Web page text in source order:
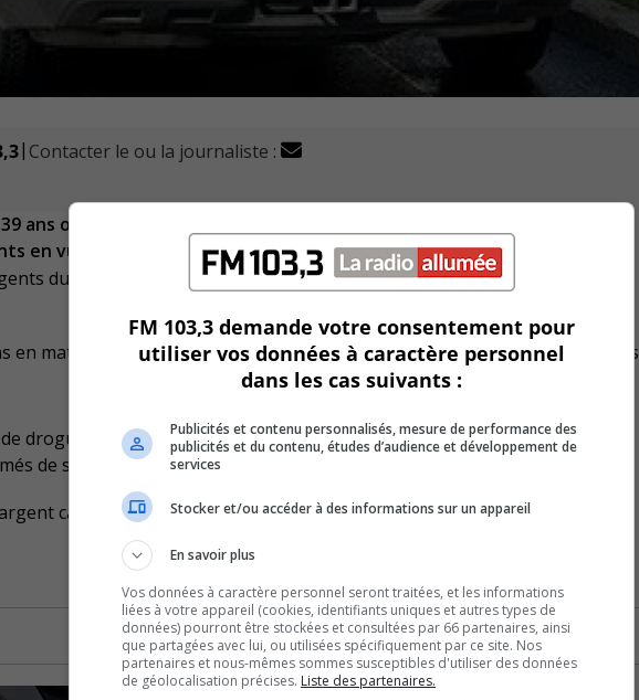
| Contacter le ou la journaliste :
ans ont été arrêtés mercredi à Longueuil et devront faire face à des
en vue de trafic.
du Service de police de l’agglomération de Longueuil (SPAL) mercredi
en matière de stupéfiants sur le chemin de Chambly et la rue Robillard dans
drogues, incluant plus de 90 g de cocaïne, plus de 50 g de
de speed, plus de 1280 g de cannabis et autres substances.
canadien, trois pistolets à air comprimé et un bâton télescopique.
FM 103,3 demande votre consentement pour
utiliser vos données à caractère personnel
dans les cas suivants :
Publicités et contenu personnalisés, mesure de performance des
publicités et du contenu, études d’audience et développement de
services
Stocker et/ou accéder à des informations sur un appareil
En savoir plus
Vos données à caractère personnel seront traitées, et les informations
liées à votre appareil (cookies, identifiants uniques et autres types de
données) pourront être stockées et consultées par 66 partenaires, ainsi
que partagées avec lui, ou utilisées spécifiquement par ce site. Nos
partenaires et nous-mêmes sommes susceptibles d'utiliser des données
de géolocalisation précises. Liste des partenaires.